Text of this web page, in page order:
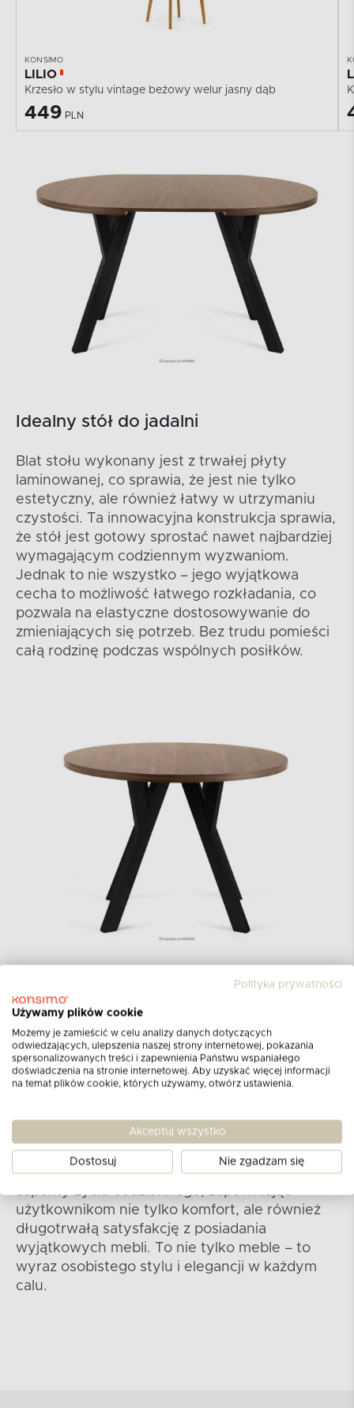
KONSIMO
LILIO
Krzesło w stylu vintage beżowy welur jasny dąb
449 PLN
Idealny stół do jadalni
Blat stołu wykonany jest z trwałej płyty
laminowanej, co sprawia, że jest nie tylko
estetyczny, ale również łatwy w utrzymaniu
czystości. Ta innowacyjna konstrukcja sprawia,
że stół jest gotowy sprostać nawet najbardziej
wymagającym codziennym wyzwaniom.
Jednak to nie wszystko – jego wyjątkowa
cecha to możliwość łatwego rozkładania, co
pozwala na elastyczne dostosowywanie do
zmieniających się potrzeb. Bez trudu pomieści
całą rodzinę podczas wspólnych posiłków.
Kolekcja INDAGA
Koncepcja kolekcji opiera się na połączeniu
nowoczesnego designu, funkcjonalności oraz
trwałych materiałów, co sprawia, że każdy
dla całej serii, nadając każdemu meblowi
niepowtarzalny charakter. Kolekcja nie tylko
zachwyca estetyką a także dba o praktyczne
aspekty życia codziennego, zapewniając
użytkownikom nie tylko komfort, ale również
długotrwałą satysfakcję z posiadania
wyjątkowych mebli. To nie tylko meble – to
wyraz osobistego stylu i elegancji w każdym
calu.
Polityka prywatności
Używamy plików cookie
Możemy je zamieścić w celu analizy danych dotyczących
odwiedzających, ulepszenia naszej strony internetowej, pokazania
spersonalizowanych treści i zapewnienia Państwu wspaniałego
doświadczenia na stronie internetowej. Aby uzyskać więcej informacji
na temat plików cookie, których używamy, otwórz ustawienia.
Akceptuj wszystko
Dostosuj Nie zgadzam się